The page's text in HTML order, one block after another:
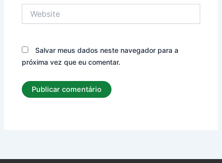
Salvar meus dados neste navegador para a
próxima vez que eu comentar.